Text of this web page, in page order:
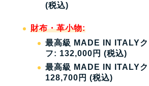
(税込)
財布・革小物:
最高級 MADE IN ITALY
フ: 132,000円 (税込)
最高級 MADE IN ITALY
128,700円 (税込)